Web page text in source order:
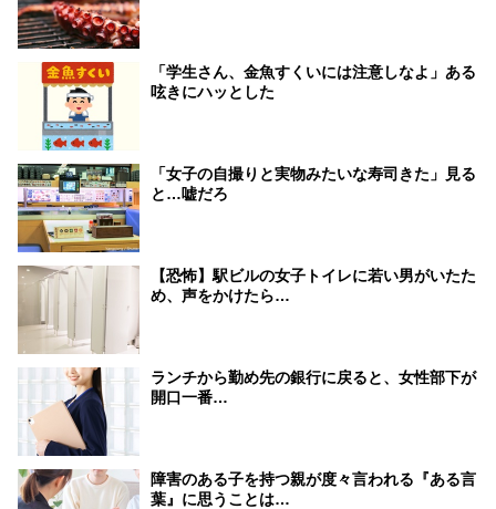
「学生さん、金魚すくいには注意しなよ」ある
呟きにハッとした
「女子の自撮りと実物みたいな寿司きた」見る
と…嘘だろ
【恐怖】駅ビルの女子トイレに若い男がいたた
め、声をかけたら…
ランチから勤め先の銀行に戻ると、女性部下が
開口一番…
障害のある子を持つ親が度々言われる『ある言
葉』に思うことは…